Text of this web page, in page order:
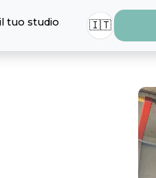
tuo studio 🇮🇹